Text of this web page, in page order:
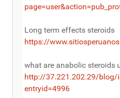
Long term effects steroids
https://
what are anabolic steroids
http://37.221.202.29/blog/
entryid=4996